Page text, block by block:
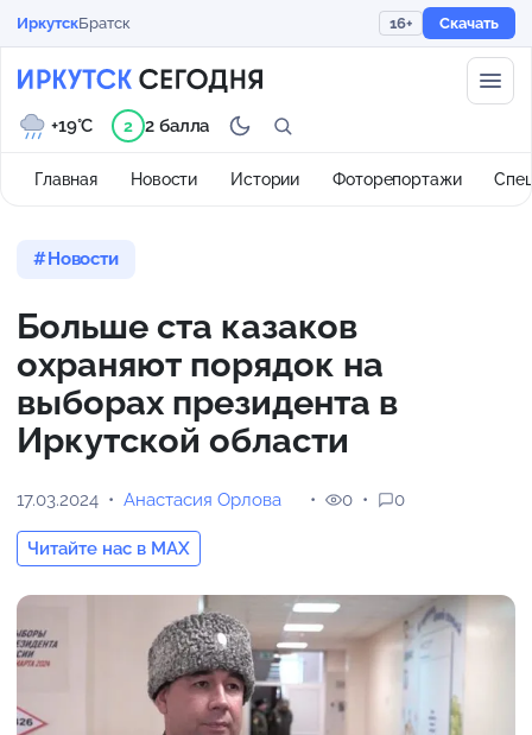
ИркутскБратск 16+ Скачать
Главная Новости Истории Фоторепортажи
+19°C 2 2 балла
Новости
Больше ста казаков
охраняют порядок на
выборах президента в
Иркутской области
17.03.2024 Анастасия Орлова
Читайте нас в MAX
0 0